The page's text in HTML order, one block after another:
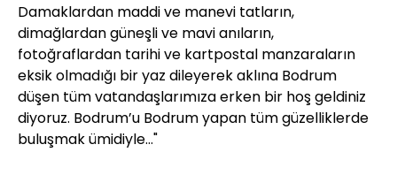
Damaklardan maddi ve manevi tatların,
dimağlardan güneşli ve mavi anıların,
fotoğraflardan tarihi ve kartpostal manzaraların
eksik olmadığı bir yaz dileyerek aklına Bodrum
düşen tüm vatandaşlarımıza erken bir hoş geldiniz
diyoruz. Bodrum’u Bodrum yapan tüm güzelliklerde
buluşmak ümidiyle…"